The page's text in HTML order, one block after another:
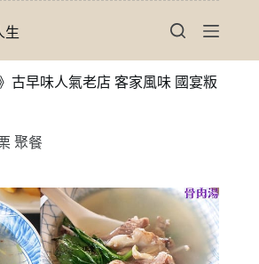
生
古早味人氣老店 客家風味 國宴粄
聚餐